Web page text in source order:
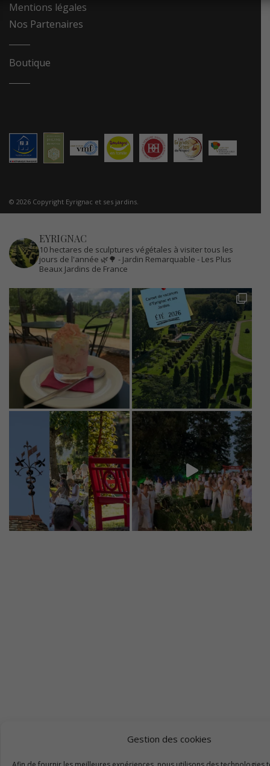
Gestion des cookies
Mentions légales
Nos Partenaires
Boutique
© 2026 Copyright Eyrignac et ses jardins.
EYRIGNAC
10 hectares de sculptures végétales à visiter tous les
jours de l'année 🌿🌳 - Jardin Remarquable - Les Plus
Beaux Jardins de France